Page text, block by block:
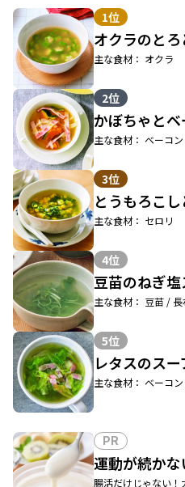
1位
オクラのと
主な食材： オクラ
2位
かぼちゃと
主な食材： ベーコ
3位
とうもろこ
主な食材： セロリ
4位
豆苗のねぎ塩
主な食材： 豆苗 /
5位
レタスのスー
主な食材： ベーコ
PR
運動が続か
腸活だけじゃない！